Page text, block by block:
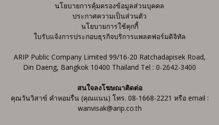
นโยบายการคุ้มครองข้อมูลส่วนบุคคล
ประกาศความเป็นส่วนตัว
นโยบายการใช้คุกกี้
ใบรับแจ้งการประกอบธุรกิจบริการแพลตฟอร์มดิจิทัล
ARIP Public Company Limited 99/16-20 Ratchadapisek Road,
Din Daeng, Bangkok 10400 Thailand Tel : 0-2642-3400
สนใจลงโฆษณาติดต่อ
คุณวันวิสาข์ คำหอมรื่น (คุณแนน) โทร. 08-1668-2221 หรือ email :
wanvisak@arip.co.th